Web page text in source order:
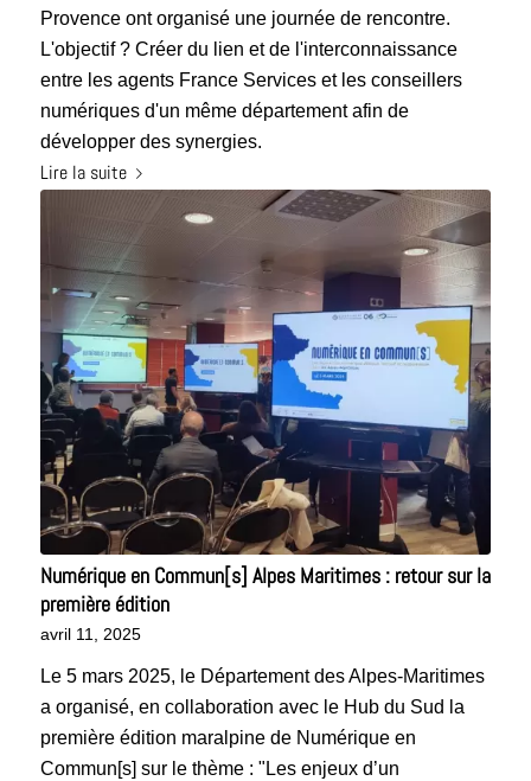
Provence ont organisé une journée de rencontre.
L'objectif ? Créer du lien et de l'interconnaissance
entre les agents France Services et les conseillers
numériques d'un même département afin de
développer des synergies.
Lire la suite
Numérique en Commun[s] Alpes Maritimes : retour sur la
première édition
avril 11, 2025
Le 5 mars 2025, le Département des Alpes-Maritimes
a organisé, en collaboration avec le Hub du Sud la
première édition maralpine de Numérique en
Commun[s] sur le thème : "Les enjeux d’un